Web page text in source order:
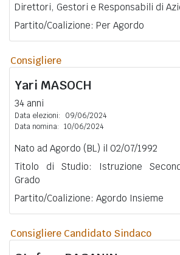
Direttori, Gestori e Responsabili di
Partito/Coalizione: Per Agordo
Consigliere
Yari MASOCH
34 anni
Data elezioni:
09/06/2024
Data nomina: 10/06/2024
Nato ad Agordo (BL) il 02/07/1992
Titolo di Studio: Istruzione
Grado
Partito/Coalizione: Agordo Insieme
Consigliere Candidato Sindaco